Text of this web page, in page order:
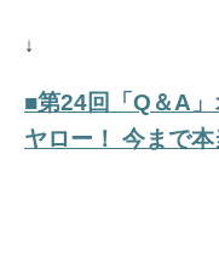
↓
■第24回「Q＆A
ヤロー！ 今まで